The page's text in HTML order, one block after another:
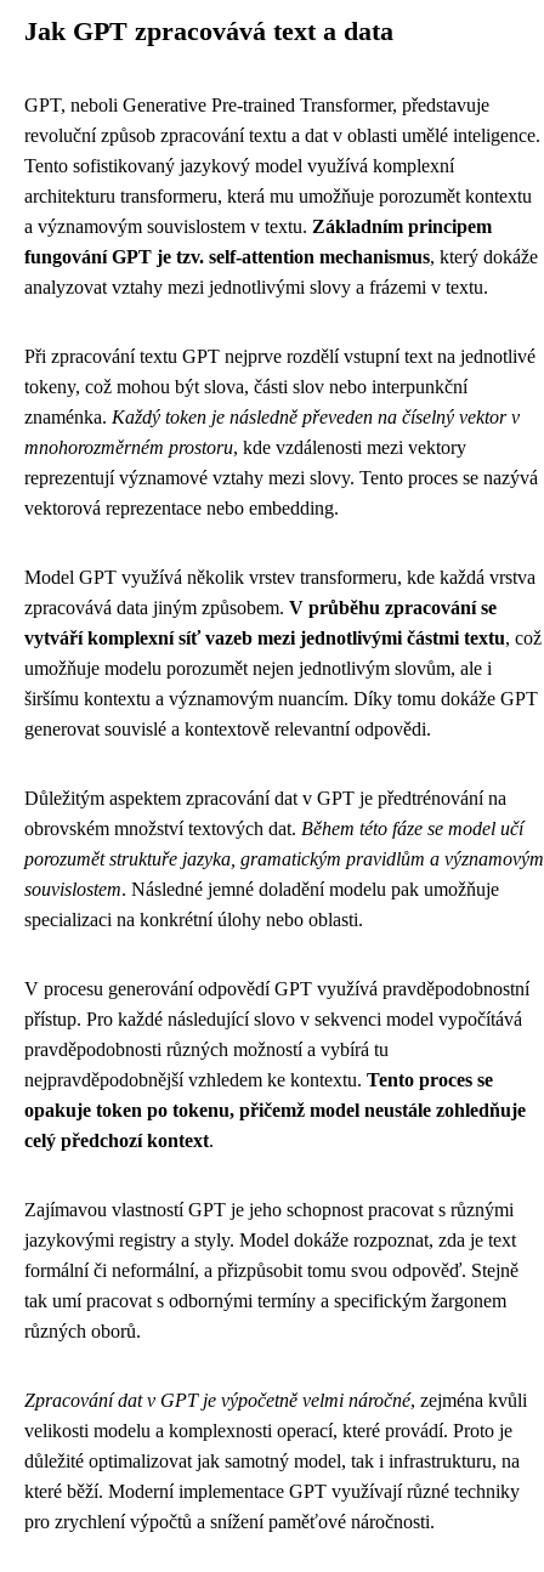
Jak GPT zpracovává text a data
GPT, neboli Generative Pre-trained Transformer, představuje
revoluční způsob zpracování textu a dat v oblasti umělé inteligence.
Tento sofistikovaný jazykový model využívá komplexní
architekturu transformeru, která mu umožňuje porozumět kontextu
a významovým souvislostem v textu. Základním principem
fungování GPT je tzv. self-attention mechanismus, který dokáže
analyzovat vztahy mezi jednotlivými slovy a frázemi v textu.
Při zpracování textu GPT nejprve rozdělí vstupní text na jednotlivé
tokeny, což mohou být slova, části slov nebo interpunkční
znaménka. Každý token je následně převeden na číselný vektor v
mnohorozměrném prostoru, kde vzdálenosti mezi vektory
reprezentují významové vztahy mezi slovy. Tento proces se nazývá
vektorová reprezentace nebo embedding.
Model GPT využívá několik vrstev transformeru, kde každá vrstva
zpracovává data jiným způsobem. V průběhu zpracování se
vytváří komplexní síť vazeb mezi jednotlivými částmi textu, což
umožňuje modelu porozumět nejen jednotlivým slovům, ale i
širšímu kontextu a významovým nuancím. Díky tomu dokáže GPT
generovat souvislé a kontextově relevantní odpovědi.
Důležitým aspektem zpracování dat v GPT je předtrénování na
obrovském množství textových dat. Během této fáze se model učí
porozumět struktuře jazyka, gramatickým pravidlům a významovým
souvislostem. Následné jemné doladění modelu pak umožňuje
specializaci na konkrétní úlohy nebo oblasti.
V procesu generování odpovědí GPT využívá pravděpodobnostní
přístup. Pro každé následující slovo v sekvenci model vypočítává
pravděpodobnosti různých možností a vybírá tu
nejpravděpodobnější vzhledem ke kontextu. Tento proces se
opakuje token po tokenu, přičemž model neustále zohledňuje
celý předchozí kontext.
Zajímavou vlastností GPT je jeho schopnost pracovat s různými
jazykovými registry a styly. Model dokáže rozpoznat, zda je text
formální či neformální, a přizpůsobit tomu svou odpověď. Stejně
tak umí pracovat s odbornými termíny a specifickým žargonem
různých oborů.
Zpracování dat v GPT je výpočetně velmi náročné, zejména kvůli
velikosti modelu a komplexnosti operací, které provádí. Proto je
důležité optimalizovat jak samotný model, tak i infrastrukturu, na
které běží. Moderní implementace GPT využívají různé techniky
pro zrychlení výpočtů a snížení paměťové náročnosti.